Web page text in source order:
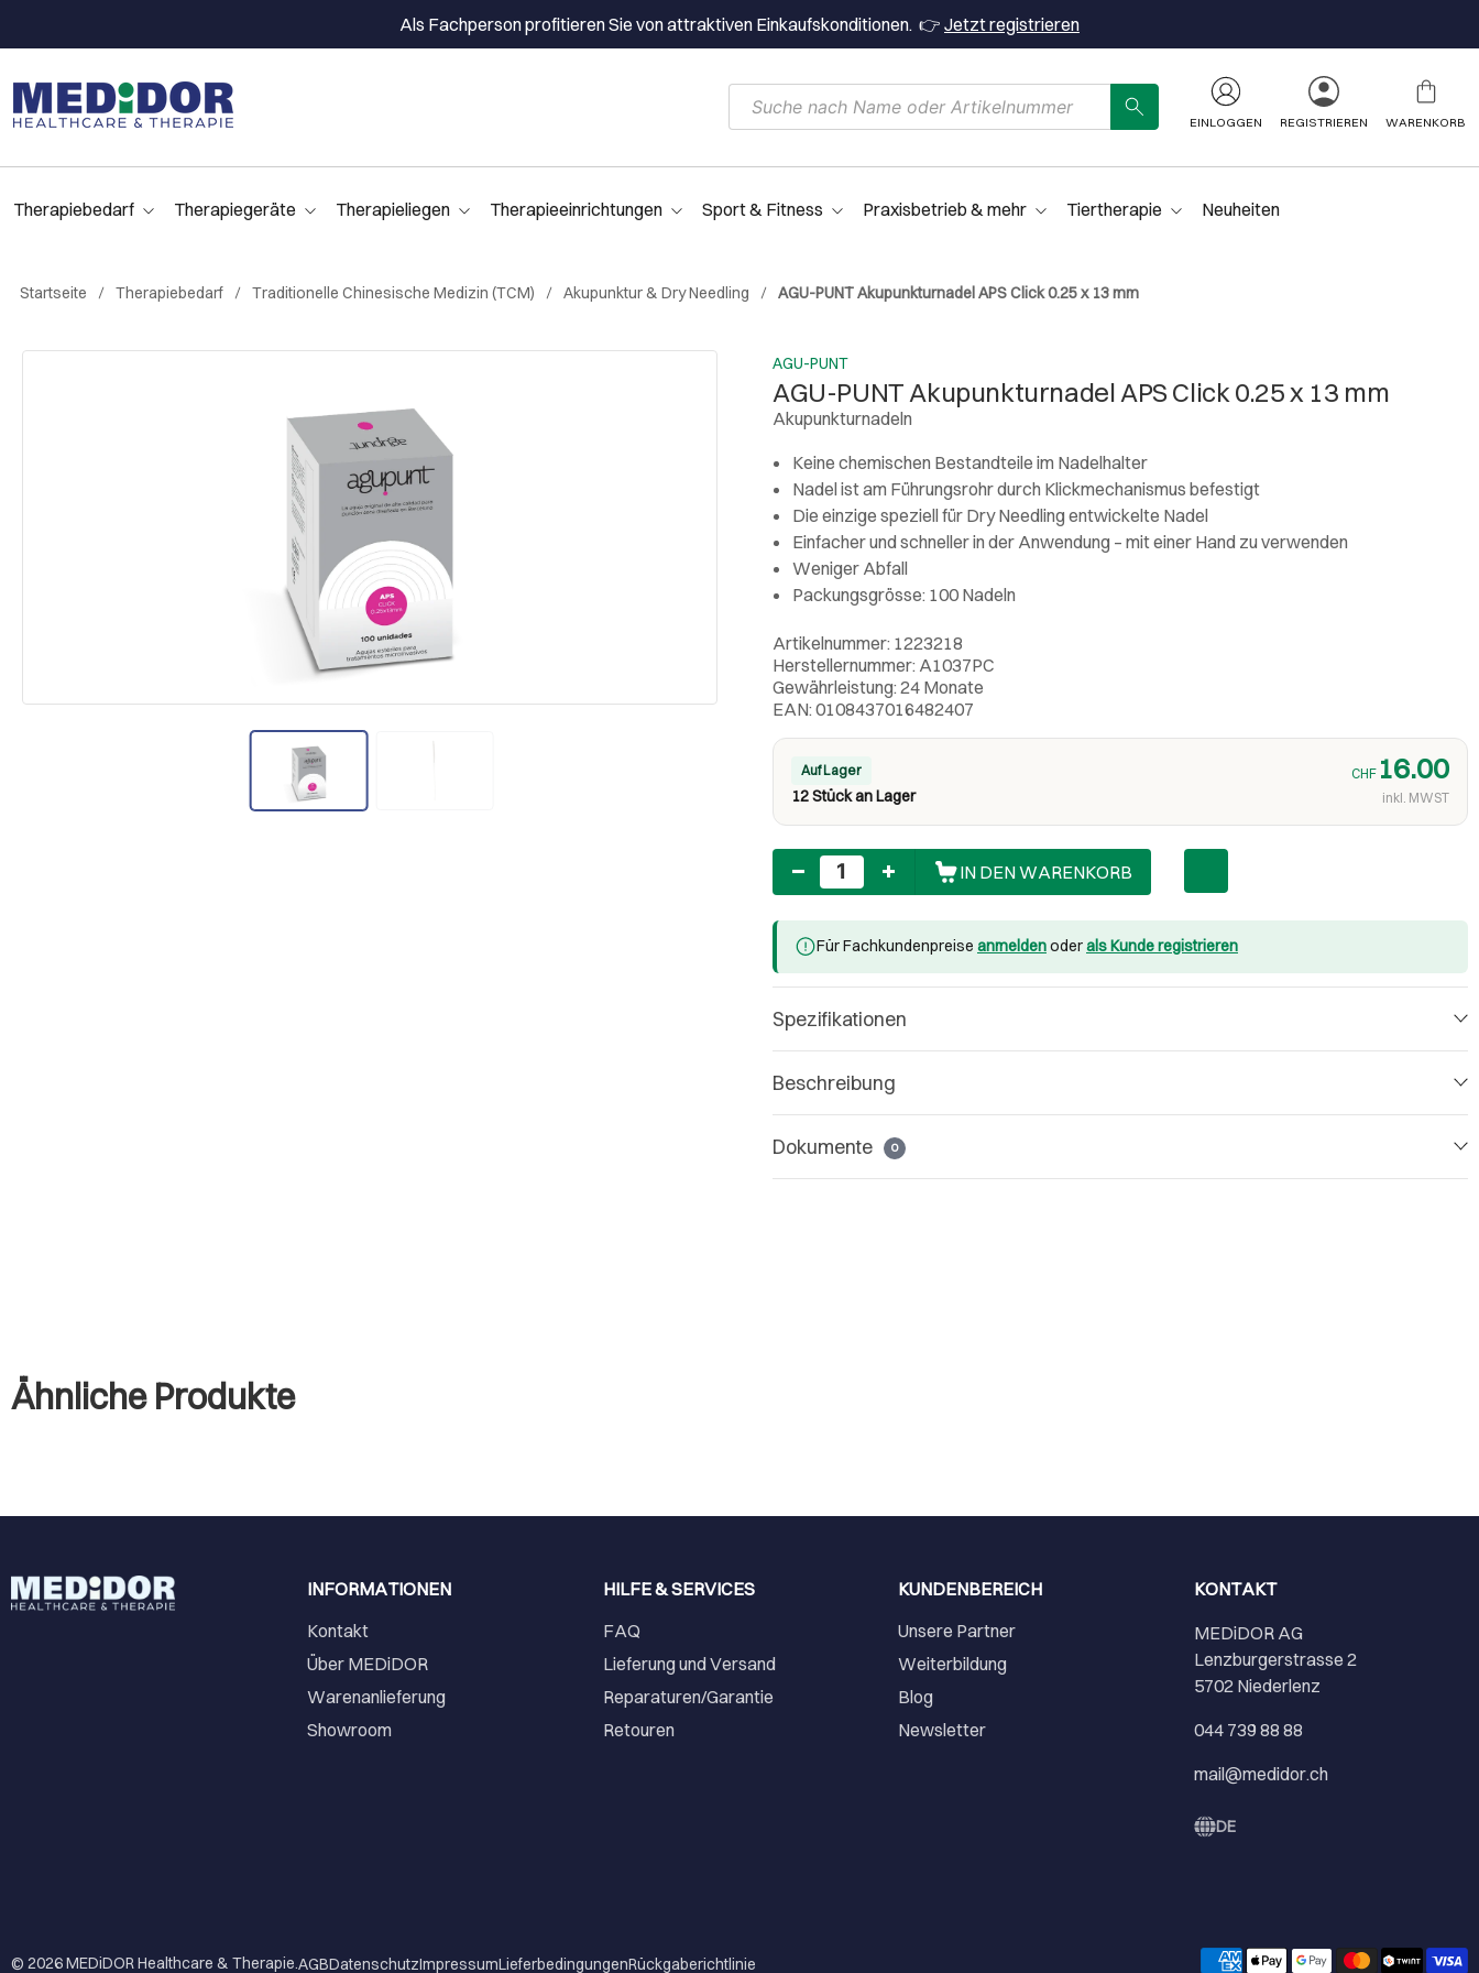
Als Fachperson profitieren Sie von attraktiven Einkaufskonditionen. 👉 Jetzt registrieren
EINLOGGEN REGISTRIEREN WARENKORB
Therapiebedarf Therapiegeräte Therapieliegen Therapieeinrichtungen Sport & Fitness Praxisbetrieb & mehr Tiertherapie Neuheiten
Startseite Therapiebedarf Traditionelle Chinesische Medizin (TCM) Akupunktur & Dry Needling AGU-PUNT Akupunkturnadel APS Click 0.25 x 13 mm
AGU-PUNT
AGU-PUNT Akupunkturnadel APS Click 0.25 x 13 mm
Akupunkturnadeln
Keine chemischen Bestandteile im Nadelhalter
Nadel ist am Führungsrohr durch Klickmechanismus befestigt
Die einzige speziell für Dry Needling entwickelte Nadel
Einfacher und schneller in der Anwendung – mit einer Hand zu verwenden
Weniger Abfall
Packungsgrösse: 100 Nadeln
Artikelnummer: 1223218
Herstellernummer: A1037PC
Gewährleistung: 24 Monate
EAN: 0108437016482407
Auf Lager
12 Stück an Lager
CHF 16.00
inkl. MWST
Anzahl
IN DEN WARENKORB
Für Fachkundenpreise anmeldenoderals Kunde registrieren
Spezifikationen
Beschreibung
Dokumente 0
Ähnliche Produkte
INFORMATIONEN
Kontakt
Über MEDiDOR
Warenanlieferung
Showroom
HILFE & SERVICES
FAQ
Lieferung und Versand
Reparaturen/Garantie
Retouren
KUNDENBEREICH
Unsere Partner
Weiterbildung
Blog
Newsletter
KONTAKT
MEDiDOR AG
Lenzburgerstrasse 2
5702 Niederlenz
044 739 88 88
mail@medidor.ch
DE
© 2026MEDiDOR Healthcare & Therapie.AGBDatenschutzImpressumLieferbedingungenRückgaberichtlinie